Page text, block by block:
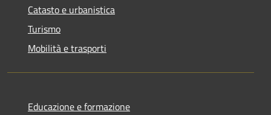
Catasto e urbanistica
Turismo
Mobilità e trasporti
Educazione e formazione